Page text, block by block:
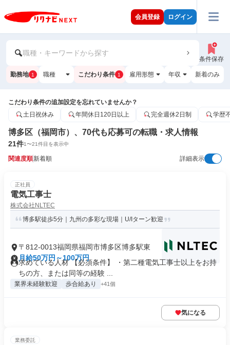
会員登録 ログイン
職種・キーワードから探す
条件保存
勤務地 1 職種 こだわり条件 1 雇用形態 年収 新着のみ
こだわり条件の追加設定を忘れていませんか？
土日祝休み
年間休日120日以上 完全週休2日制 学歴
博多区（福岡市）、70代も応募可の転職・求人情報
21件1〜21件目を表示中
関連度順新着順 詳細表示
正社員
電気工事士
株式会社NLTEC
博多駅徒歩5分｜九州の多彩な現場｜U/Iターン歓迎
〒812-0013福岡県福岡市博多区博多駅東
月給50万円～100万円
求めている人材 【必須条件】 ・第二種電気工事士以上をお持
ちの方、または同等の経験 ...
業界未経験歓迎 歩合給あり +41個
気になる
業務委託